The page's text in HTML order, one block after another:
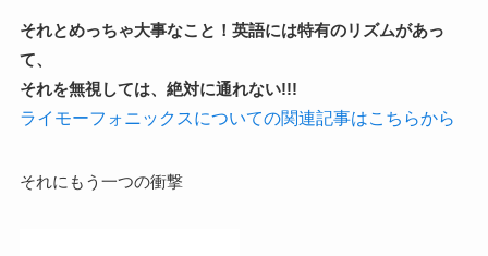
それとめっちゃ大事なこと！英語には特有のリズムがあっ
て、
それを無視しては、絶対に通れない!!!
ライモーフォニックスについての関連記事はこちらから
それにもう一つの衝撃